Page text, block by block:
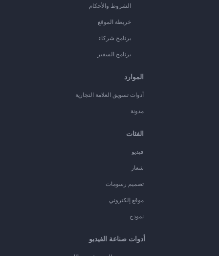
الشروط والأحكام
خريطة الموقع
برنامج شركاء
برنامج السفير
الموارد
أدوات تسويق العلامة التجارية
مدونة
الفئات
فيديو
شعار
تصميم رسومات
موقع إلكتروني
نموذج
أدوات صناعة الفيديو